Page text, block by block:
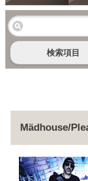
検索項目
Mädhouse/